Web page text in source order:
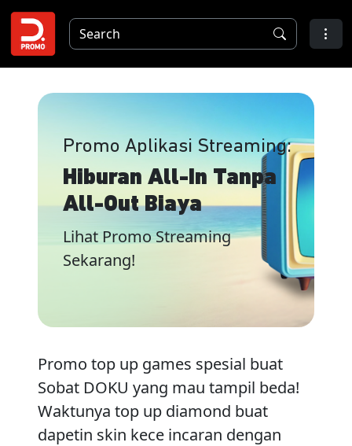
Promo Aplikasi Streaming:
Hiburan All-In Tanpa
All-Out Biaya
Lihat Promo Streaming
Sekarang!
Promo top up games spesial buat
Sobat DOKU yang mau tampil beda!
Waktunya top up diamond buat
dapetin skin kece incaran dengan